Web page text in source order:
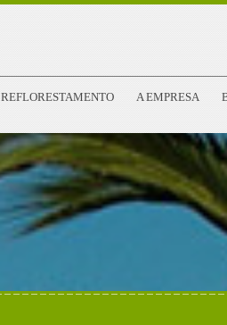
REFLORESTAMENTO A EMPRESA